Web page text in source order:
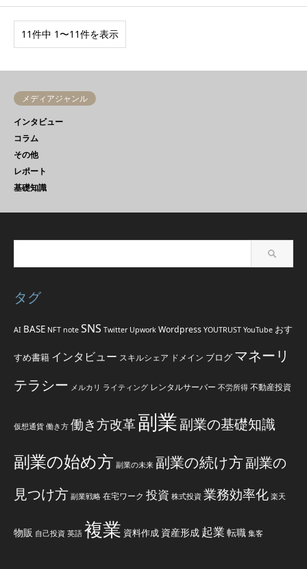
11件中 1〜11件を表示
メディアジャンル
インタビュー
コラム
その他
レポート
基礎知識
タグ
AI BASE NFT note SNS Twitter Upwork Wordpress YOUTRUST YouTube おす
すめ書籍 インタビュー スキルシェア ドメイン ブログ マネーリ
テラシー メルカリ ライティング レンタルサーバー 不労所得 不動産投資
仮想通貨 働き方 働き方改革副業副業の基礎知識
副業の始め方 副業の未来 副業の続け方副業の
見つけ方 副業戦略 在宅ワーク 投資 株式投資 業務効率化 楽天
物販 自己投資 英語 複業 資料作成 資産形成 起業 転職 集客